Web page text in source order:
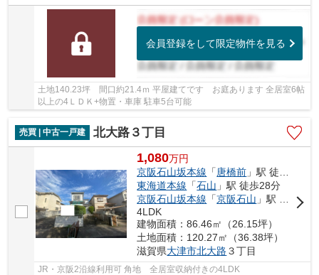
会員登録をして限定物件を見る
土地140.23坪 間口約21.4ｍ 平屋建てです お庭あります 全居室6帖
以上の4ＬＤＫ+物置・車庫 駐車5台可能
売買 | 中古一戸建 北大路３丁目
1,080万円
京阪石山坂本線 「 唐橋前 」駅 徒歩24分
東海道本線 「石山 」駅 徒歩28分
京阪石山坂本線 「京阪石山 」駅 バス8分 「永大団地」 停歩8分
4LDK
建物面積：86.46㎡（26.15坪）
土地面積：120.27㎡（36.38坪）
滋賀県大津市北大路 ３丁目
JR・京阪2沿線利用可 角地 全居室収納付きの4LDK